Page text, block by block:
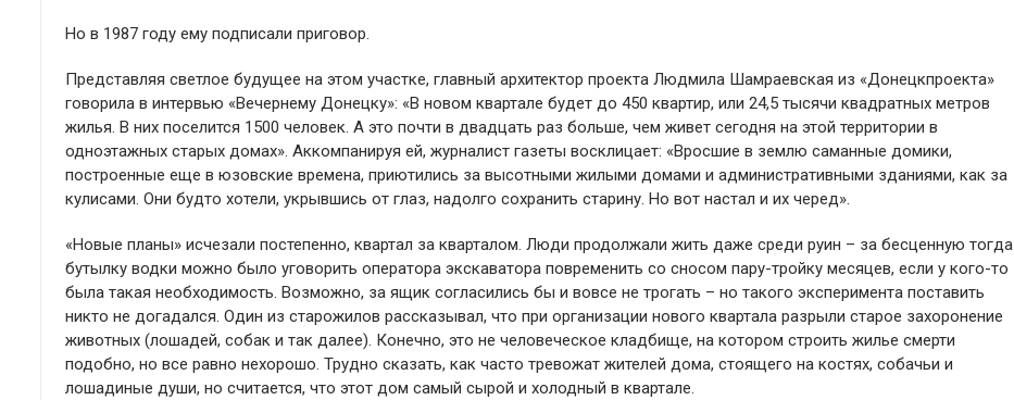
Но в 1987 году ему подписали приговор.
Представляя светлое будущее на этом участке, главный архитектор проекта Людмила Шамраевская из «Донецкпроекта»
говорила в интервью «Вечернему Донецку»: «В новом квартале будет до 450 квартир, или 24,5 тысячи квадратных метров
жилья. В них поселится 1500 человек. А это почти в двадцать раз больше, чем живет сегодня на этой территории в
одноэтажных старых домах». Аккомпанируя ей, журналист газеты восклицает: «Вросшие в землю саманные домики,
построенные еще в юзовские времена, приютились за высотными жилыми домами и административными зданиями, как за
кулисами. Они будто хотели, укрывшись от глаз, надолго сохранить старину. Но вот настал и их черед».
«Новые планы» исчезали постепенно, квартал за кварталом. Люди продолжали жить даже среди руин – за бесценную тогда
бутылку водки можно было уговорить оператора экскаватора повременить со сносом пару-тройку месяцев, если у кого-то
была такая необходимость. Возможно, за ящик согласились бы и вовсе не трогать – но такого эксперимента поставить
никто не догадался. Один из старожилов рассказывал, что при организации нового квартала разрыли старое захоронение
животных (лошадей, собак и так далее). Конечно, это не человеческое кладбище, на котором строить жилье смерти
подобно, но все равно нехорошо. Трудно сказать, как часто тревожат жителей дома, стоящего на костях, собачьи и
лошадиные души, но считается, что этот дом самый сырой и холодный в квартале.